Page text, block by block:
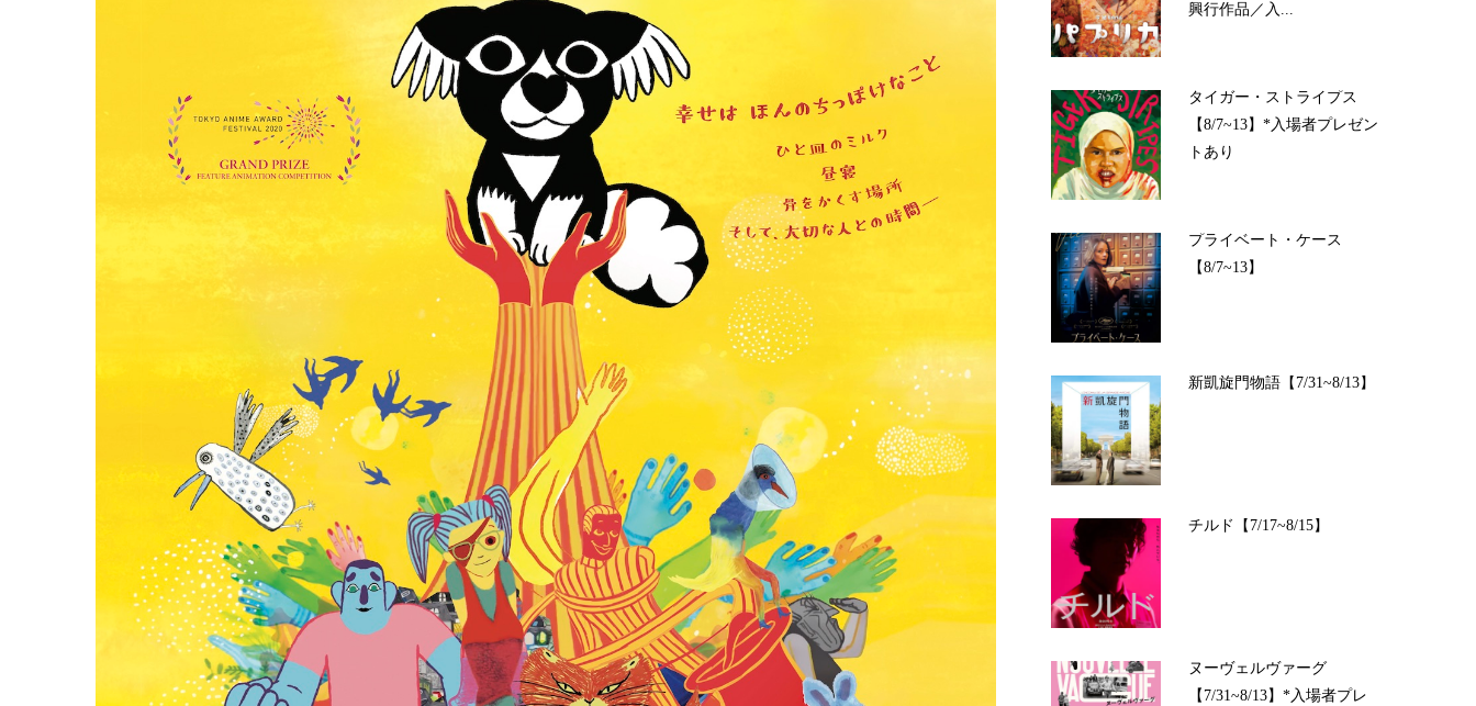
興行作品／入...
タイガー・ストライプス
【8/7~13】*入場者プレゼン
トあり
プライベート・ケース
【8/7~13】
新凱旋門物語【7/31~8/13】
チルド【7/17~8/15】
ヌーヴェルヴァーグ
【7/31~8/13】*入場者プレ